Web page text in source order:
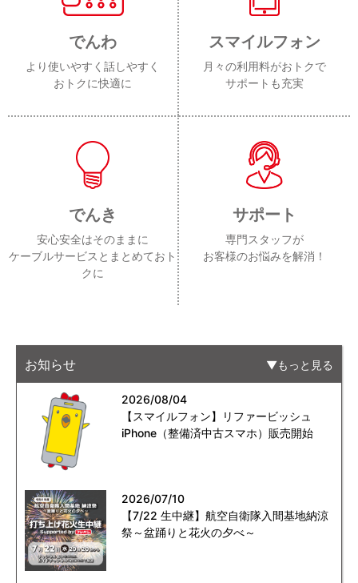
でんわ
より使いやすく話しやすく
おトクに快適に
スマイルフォン
月々の利用料がおトクで
サポートも充実
でんき
安心安全はそのままに
ケーブルサービスとまとめておト
クに
サポート
専門スタッフが
お客様のお悩みを解消！
お知らせ もっと見る
2026/08/04
【スマイルフォン】リファービッシュ
iPhone（整備済中古スマホ）販売開始
2026/07/10
【7/22 生中継】航空自衛隊入間基地納涼
祭～盆踊りと花火の夕べ～